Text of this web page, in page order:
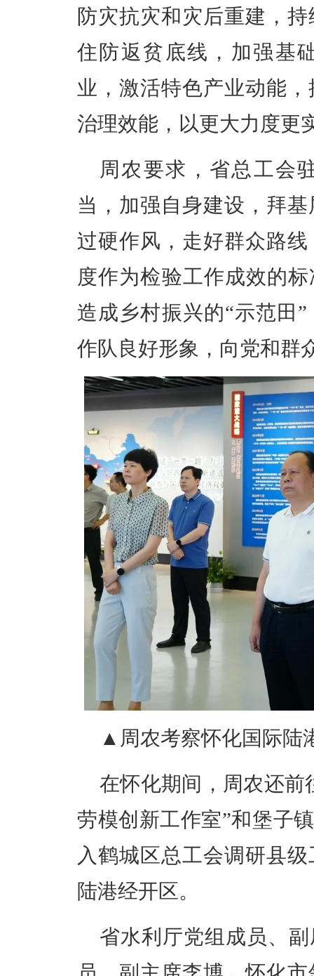
防灾抗灾和灾后重建，
住防返贫底线，加强基
业，激活特色产业动能
治理效能，以更大力度更
周农要求，省总工会
当，加强自身建设，拜
过硬作风，走好群众路
度作为检验工作成效的
造成乡村振兴的“示范田
作队良好形象，向党和群
▲ 周农考察怀化国际陆
在怀化期间，周农还前
劳模创新工作室”和堡子
入鹤城区总工会调研县
陆港经开区。
省水利厅党组成员、